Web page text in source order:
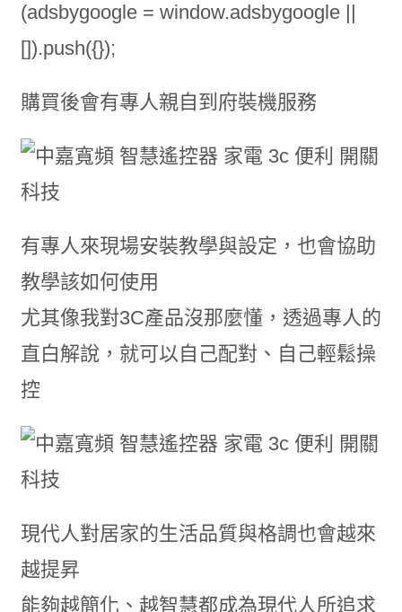
(adsbygoogle = window.adsbygoogle ||
[]).push({});
購買後會有專人親自到府裝機服務
有專人來現場安裝教學與設定，也會協助
教學該如何使用
尤其像我對3C產品沒那麼懂，透過專人的
直白解說，就可以自己配對、自己輕鬆操
控
現代人對居家的生活品質與格調也會越來
越提昇
能夠越簡化、越智慧都成為現代人所追求